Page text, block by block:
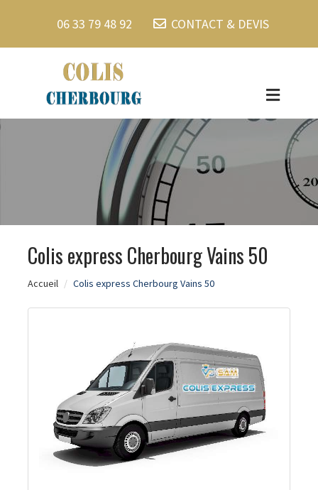
06 33 79 48 92 CONTACT & DEVIS
Colis express Cherbourg Vains 50
Accueil Colis express Cherbourg Vains 50